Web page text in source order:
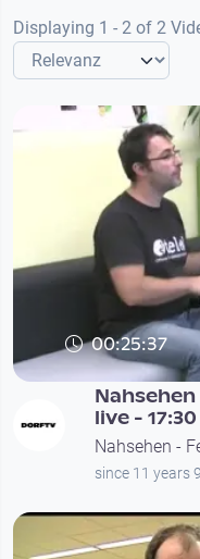
Displaying 1 - 2 of 2
00:25:37
live -
Nahsehen -
since 11 years